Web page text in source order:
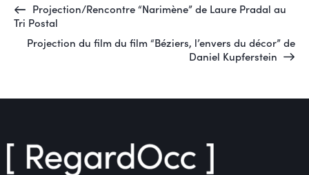
Projection/Rencontre “Narimène” de Laure Pradal au
Tri Postal
Projection du film du film “Béziers, l’envers du décor” de
Daniel Kupferstein